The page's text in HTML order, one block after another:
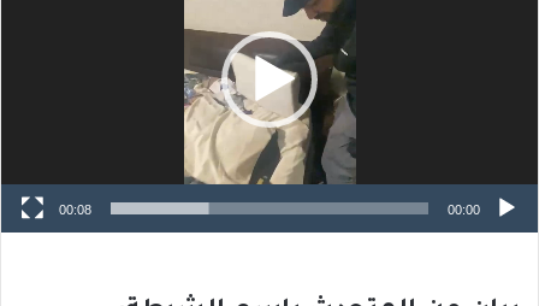
00:00
00:08